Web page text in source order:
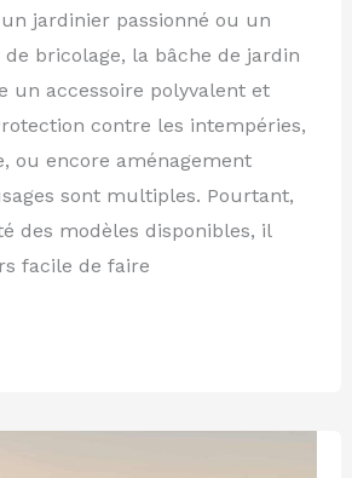
jardinier passionné ou un
bricolage, la bâche de jardin
un accessoire polyvalent et
contre les intempéries,
ou encore aménagement
sont multiples. Pourtant,
des modèles disponibles, il
facile de faire